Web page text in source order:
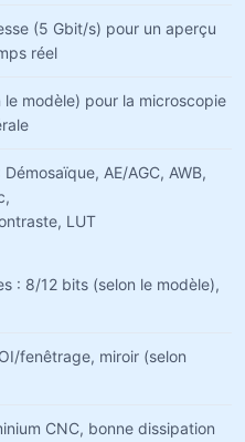
(5 Gbit/s) pour un aperçu
réel
le modèle) pour la microscopie
AE/AGC, AWB,
LUT
: 8/12 bits (selon le modèle),
fenêtrage, miroir (selon
CNC, bonne dissipation